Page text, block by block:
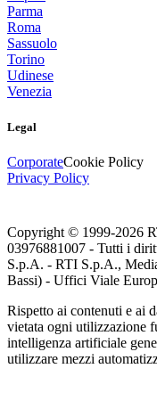
Parma
Roma
Sassuolo
Torino
Udinese
Venezia
Legal
CorporateCookie Policy
Privacy Policy
Copyright © 1999-2026
03976881007 - Tutti i
S.p.A. - RTI S.p.A.,
Bassi) - Uffici Viale
Rispetto ai contenuti e ai
vietata ogni utilizzazione
intelligenza artificiale
utilizzare mezzi